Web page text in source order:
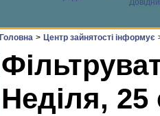
Головна > Центр зайнятості інформує
Неділя, 25